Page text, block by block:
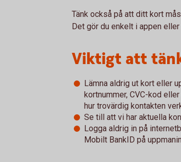
Tänk också på att ditt kort
Det gör du enkelt i appen
Viktigt att
Lämna aldrig ut kort eller
kortnummer, CVC-kod
hur trovärdig kontakten
Se till att vi har aktuella
Logga aldrig in på
Mobilt BankID på